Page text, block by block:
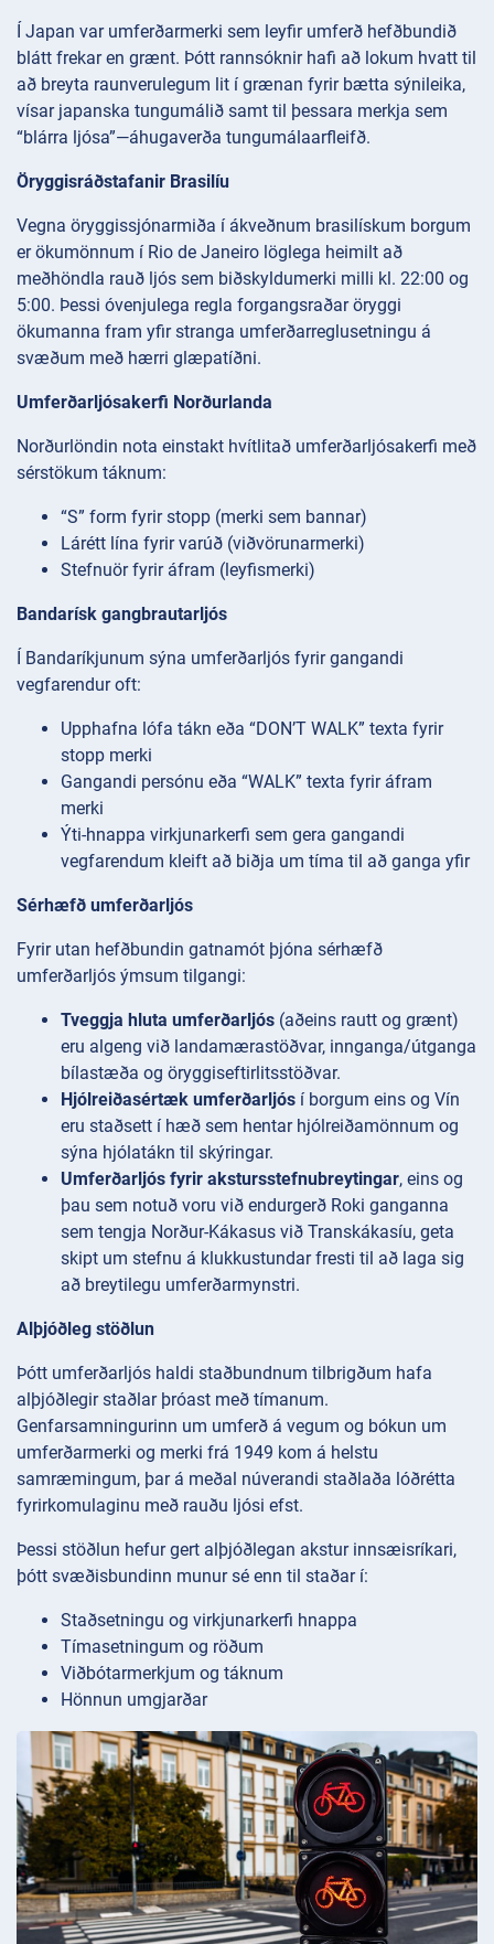
Í Japan var umferðarmerki sem leyfir umferð hefðbundið
blátt frekar en grænt. Þótt rannsóknir hafi að lokum hvatt til
að breyta raunverulegum lit í grænan fyrir bætta sýnileika,
vísar japanska tungumálið samt til þessara merkja sem
“blárra ljósa”—áhugaverða tungumálaarfleifð.
Öryggisráðstafanir Brasilíu
Vegna öryggissjónarmiða í ákveðnum brasilískum borgum
er ökumönnum í Rio de Janeiro löglega heimilt að
meðhöndla rauð ljós sem biðskyldumerki milli kl. 22:00 og
5:00. Þessi óvenjulega regla forgangsraðar öryggi
ökumanna fram yfir stranga umferðarreglusetningu á
svæðum með hærri glæpatíðni.
Umferðarljósakerfi Norðurlanda
Norðurlöndin nota einstakt hvítlitað umferðarljósakerfi með
sérstökum táknum:
“S” form fyrir stopp (merki sem bannar)
Lárétt lína fyrir varúð (viðvörunarmerki)
Stefnuör fyrir áfram (leyfismerki)
Bandarísk gangbrautarljós
Í Bandaríkjunum sýna umferðarljós fyrir gangandi
vegfarendur oft:
Upphafna lófa tákn eða “DON’T WALK” texta fyrir
stopp merki
Gangandi persónu eða “WALK” texta fyrir áfram
merki
Ýti-hnappa virkjunarkerfi sem gera gangandi
vegfarendum kleift að biðja um tíma til að ganga yfir
Sérhæfð umferðarljós
Fyrir utan hefðbundin gatnamót þjóna sérhæfð
umferðarljós ýmsum tilgangi:
Tveggja hluta umferðarljós (aðeins rautt og grænt)
eru algeng við landamærastöðvar, innganga/útganga
bílastæða og öryggiseftirlitsstöðvar.
Hjólreiðasértæk umferðarljós í borgum eins og Vín
eru staðsett í hæð sem hentar hjólreiðamönnum og
sýna hjólatákn til skýringar.
Umferðarljós fyrir akstursstefnubreytingar, eins og
þau sem notuð voru við endurgerð Roki ganganna
sem tengja Norður-Kákasus við Transkákasíu, geta
skipt um stefnu á klukkustundar fresti til að laga sig
að breytilegu umferðarmynstri.
Alþjóðleg stöðlun
Þótt umferðarljós haldi staðbundnum tilbrigðum hafa
alþjóðlegir staðlar þróast með tímanum.
Genfarsamningurinn um umferð á vegum og bókun um
umferðarmerki og merki frá 1949 kom á helstu
samræmingum, þar á meðal núverandi staðlaða lóðrétta
fyrirkomulaginu með rauðu ljósi efst.
Þessi stöðlun hefur gert alþjóðlegan akstur innsæisríkari,
þótt svæðisbundinn munur sé enn til staðar í:
Staðsetningu og virkjunarkerfi hnappa
Tímasetningum og röðum
Viðbótarmerkjum og táknum
Hönnun umgjarðar